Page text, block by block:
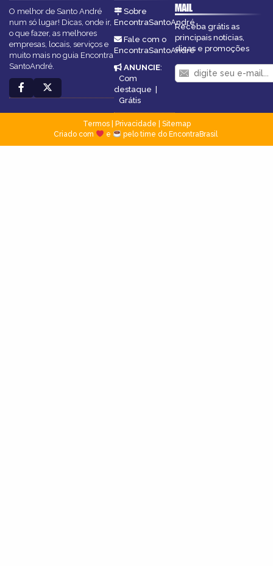
O melhor de Santo André
num só lugar! Dicas, onde ir,
o que fazer, as melhores
empresas, locais, serviços e
muito mais no guia Encontra
SantoAndré.
Sobre
EncontraSantoAndré
Fale com o
EncontraSantoAndré
ANUNCIE:
Com
destaque |
Grátis
MAIL
Receba grátis as
principais notícias,
dicas e promoções
Termos| Privacidade
Sitemap
Criado com
e pelo time do EncontraBrasil